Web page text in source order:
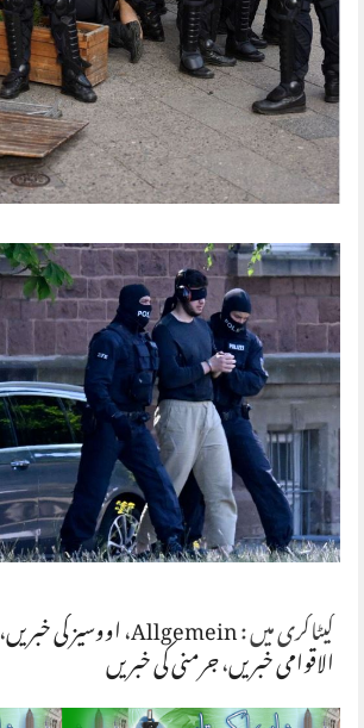
کیٹاگری میں :Allgemein،اووسیز کی خبریں، الاقوامی خبریں،جرمنی کی خبریں